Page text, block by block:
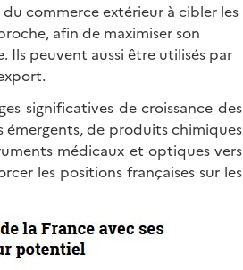
commerce extérieur à cibler les
afin de maximiser son
Ils peuvent aussi être utilisés par
significatives de croissance des
émergents, de produits chimiques
médicaux et optiques vers
les positions françaises sur les